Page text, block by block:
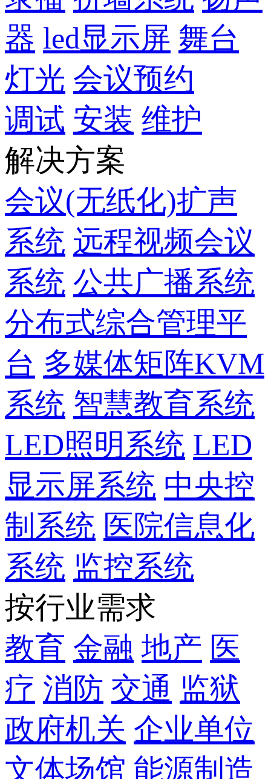
器 led显示屏 舞台
灯光 会议预约
调试 安装 维护
解决方案
会议(无纸化)扩声
系统 远程视频会议
系统 公共广播系统
分布式综合管理平
台 多媒体矩阵KVM
系统 智慧教育系统
LED照明系统 LED
显示屏系统 中央控
制系统 医院信息化
系统 监控系统
按行业需求
教育 金融 地产 医
疗 消防 交通 监狱
政府机关 企业单位
文体场馆 能源制造